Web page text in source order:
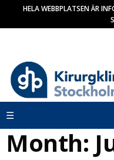
HELA WEBBPLATSEN ÄR
content
Month: